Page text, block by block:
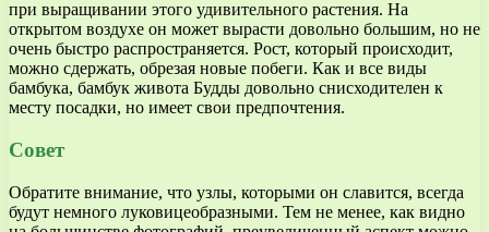
при выращивании этого удивительного растения. На
открытом воздухе он может вырасти довольно большим, но не
очень быстро распространяется. Рост, который происходит,
можно сдержать, обрезая новые побеги. Как и все виды
бамбука, бамбук живота Будды довольно снисходителен к
месту посадки, но имеет свои предпочтения.
Совет
Обратите внимание, что узлы, которыми он славится, всегда
будут немного луковицеобразными. Тем не менее, как видно